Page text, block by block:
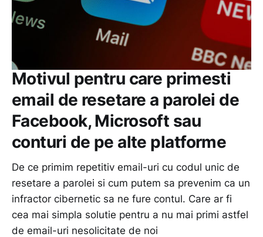
Motivul pentru care primesti
email de resetare a parolei de
Facebook, Microsoft sau
conturi de pe alte platforme
De ce primim repetitiv email-uri cu codul unic de
resetare a parolei si cum putem sa prevenim ca un
infractor cibernetic sa ne fure contul. Care ar fi
cea mai simpla solutie pentru a nu mai primi astfel
de email-uri nesolicitate de noi